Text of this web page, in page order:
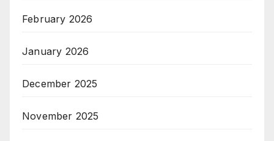
February 2026
January 2026
December 2025
November 2025